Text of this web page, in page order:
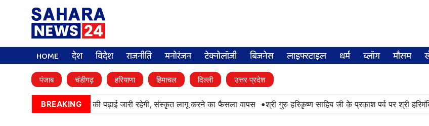
HOME देश विदेश राजनीति मनोरंजन टेक्नोलॉजी बिजनेस लाइफ्स्टाइल धर्म ब्लॉग मौसम
पंजाब चंडीगढ़ हरियाणा हिमाचल दिल्ली उत्तर प्रदेश
BREAKING
पब्लिक स्कूलों में पंजाबी की पढ़ाई जारी रहेगी, संस्कृत लागू करने का फैसला वापस •श्री गुरु हरिकृष्ण साहिब जी के प्रकाश पर्व पर श्री हरिमंदिर